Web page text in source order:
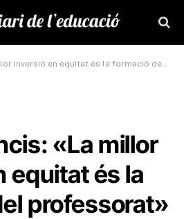
en equitat és la formació del professorat»
«La millor
equitat és la
professorat»